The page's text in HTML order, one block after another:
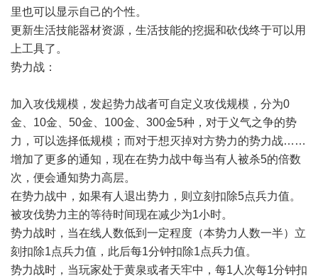
里也可以显示自己的个性。
更新生活技能器材资源，生活技能的挖掘和砍伐终于可以用
上工具了。
势力战：
加入攻伐规模，发起势力战者可自定义攻伐规模，分为0
金、10金、50金、100金、300金5种，对于义气之争的势
力，可以选择低规模；而对于想灭掉对方势力的势力战……
增加了更多的通知，现在在势力战中每当有人被杀5的倍数
次，便会通知势力高层。
在势力战中，如果有人退出势力，则立刻扣除5点兵力值。
被攻伐势力主的等待时间现在减少为1小时。
势力战时，当在线人数低到一定程度（本势力人数一半）立
刻扣除1点兵力值，此后每1分钟扣除1点兵力值。
势力战时，当玩家处于黄泉或者天牢中，每1人次每1分钟扣